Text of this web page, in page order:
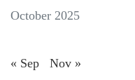
October 2025
« Sep Nov »